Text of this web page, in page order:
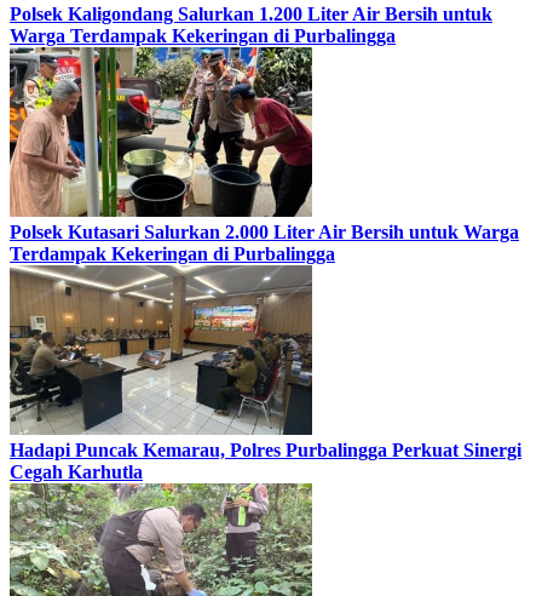
Polsek Kaligondang Salurkan 1.200 Liter Air Bersih untuk
Warga Terdampak Kekeringan di Purbalingga
Polsek Kutasari Salurkan 2.000 Liter Air Bersih untuk Warga
Terdampak Kekeringan di Purbalingga
Hadapi Puncak Kemarau, Polres Purbalingga Perkuat Sinergi
Cegah Karhutla